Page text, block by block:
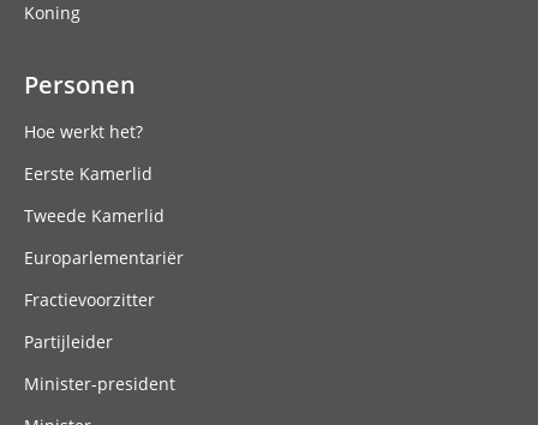
Koning
Personen
Hoe werkt het?
Eerste Kamerlid
Tweede Kamerlid
Europarlementariër
Fractievoorzitter
Partijleider
Minister-president